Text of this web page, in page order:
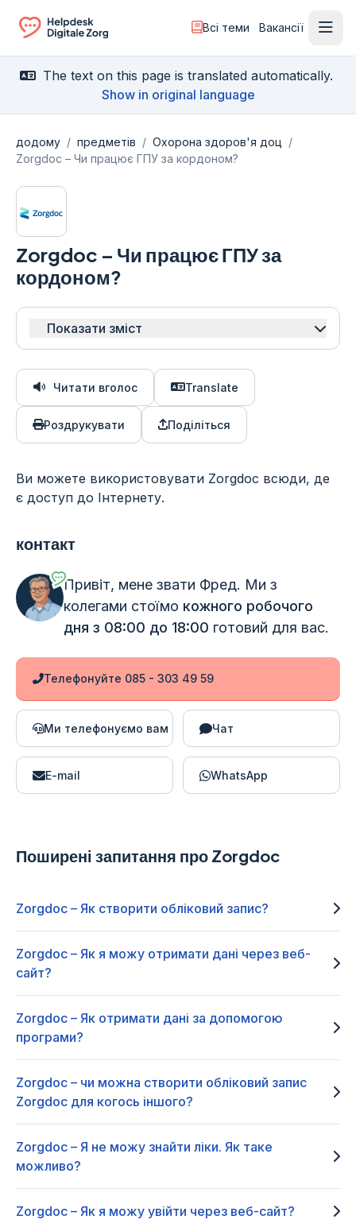
Ga naar de homepagina
Всі теми Вакансії
The text on this page is translated automatically.
Show in original language
додому / предметів / Охорона здоров'я доц /
Zorgdoc – Чи працює ГПУ за кордоном?
Zorgdoc – Чи працює ГПУ за
кордоном?
Показати зміст
Читати вголос Translate
Роздрукувати Поділіться
Ви можете використовувати Zorgdoc всюди, де
є доступ до Інтернету.
контакт
Привіт, мене звати Фред. Ми з
колегами стоїмо кожного робочого
дня з 08:00 до 18:00 готовий для вас.
Телефонуйте 085 - 303 49 59
Ми телефонуємо вам Чат
E-mail WhatsApp
Поширені запитання про Zorgdoc
Zorgdoc – Як створити обліковий запис?
Zorgdoc – Як я можу отримати дані через веб-
сайт?
Zorgdoc – Як отримати дані за допомогою
програми?
Zorgdoc – чи можна створити обліковий запис
Zorgdoc для когось іншого?
Zorgdoc – Я не можу знайти ліки. Як таке
можливо?
Zorgdoc – Як я можу увійти через веб-сайт?